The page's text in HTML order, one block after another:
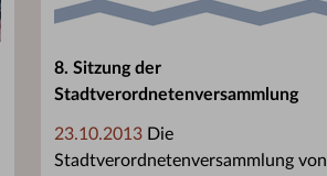
8. Sitzung der
Stadtverordnetenversammlung
23.10.2013 Die
Stadtverordnetenversammlung von